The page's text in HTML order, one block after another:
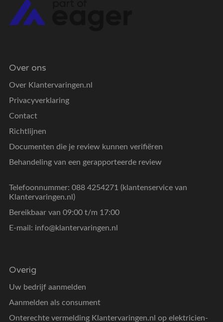
Over ons
Over Klantervaringen.nl
Privacyverklaring
Contact
Richtlijnen
Documenten die je review kunnen verifiëren
Behandeling van een gerapporteerde review
Telefoonnummer: 088 4254271 (klantenservice van
Klantervaringen.nl)
Bereikbaar van 09:00 t/m 17:00
E-mail: info@klantervaringen.nl
Overig
Uw bedrijf aanmelden
Aanmelden als consument
Onterechte vermelding Klantervaringen.nl op elektricien-